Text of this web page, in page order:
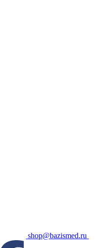
shop@bazismed.ru